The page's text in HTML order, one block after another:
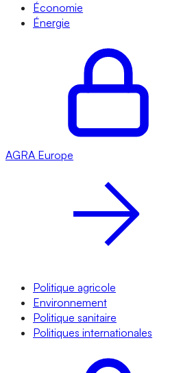
Économie
Énergie
AGRA Europe
Politique agricole
Environnement
Politique sanitaire
Politiques internationales